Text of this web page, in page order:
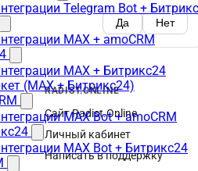
Telegram Bot +
MAX + amoCRM
MAX + Битрикс24
(MAX + Битрикс24)
MAX Bot + amoCRM
MAX Bot + Битрикс24
Да Нет
RADIST.ONLINE
Сайт Radist.Online
Личный кабинет
Написать в поддержку